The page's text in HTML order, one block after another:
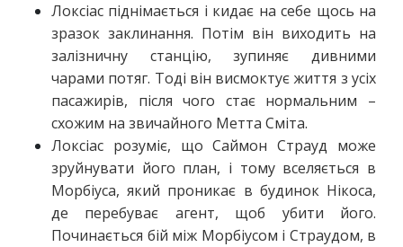
Локсіас піднімається і кидає на себе щось на
зразок заклинання. Потім він виходить на
залізничну станцію, зупиняє дивними
чарами потяг. Тоді він висмоктує життя з усіх
пасажирів, після чого стає нормальним –
схожим на звичайного Метта Сміта.
Локсіас розуміє, що Саймон Страуд може
зруйнувати його план, і тому вселяється в
Морбіуса, який проникає в будинок Нікоса,
де перебуває агент, щоб убити його.
Починається бій між Морбіусом і Страудом, в